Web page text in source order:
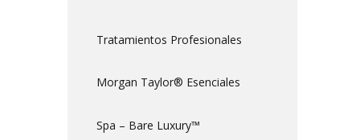
Tratamientos Profesionales
Morgan Taylor® Esenciales
Spa – Bare Luxury™